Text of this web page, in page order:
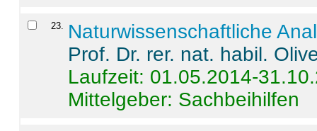
23. Naturwissenschaftliche
Prof. Dr. rer. nat. habil.
Laufzeit: 01.05.2014-
Mittelgeber: Sachbeihilfen